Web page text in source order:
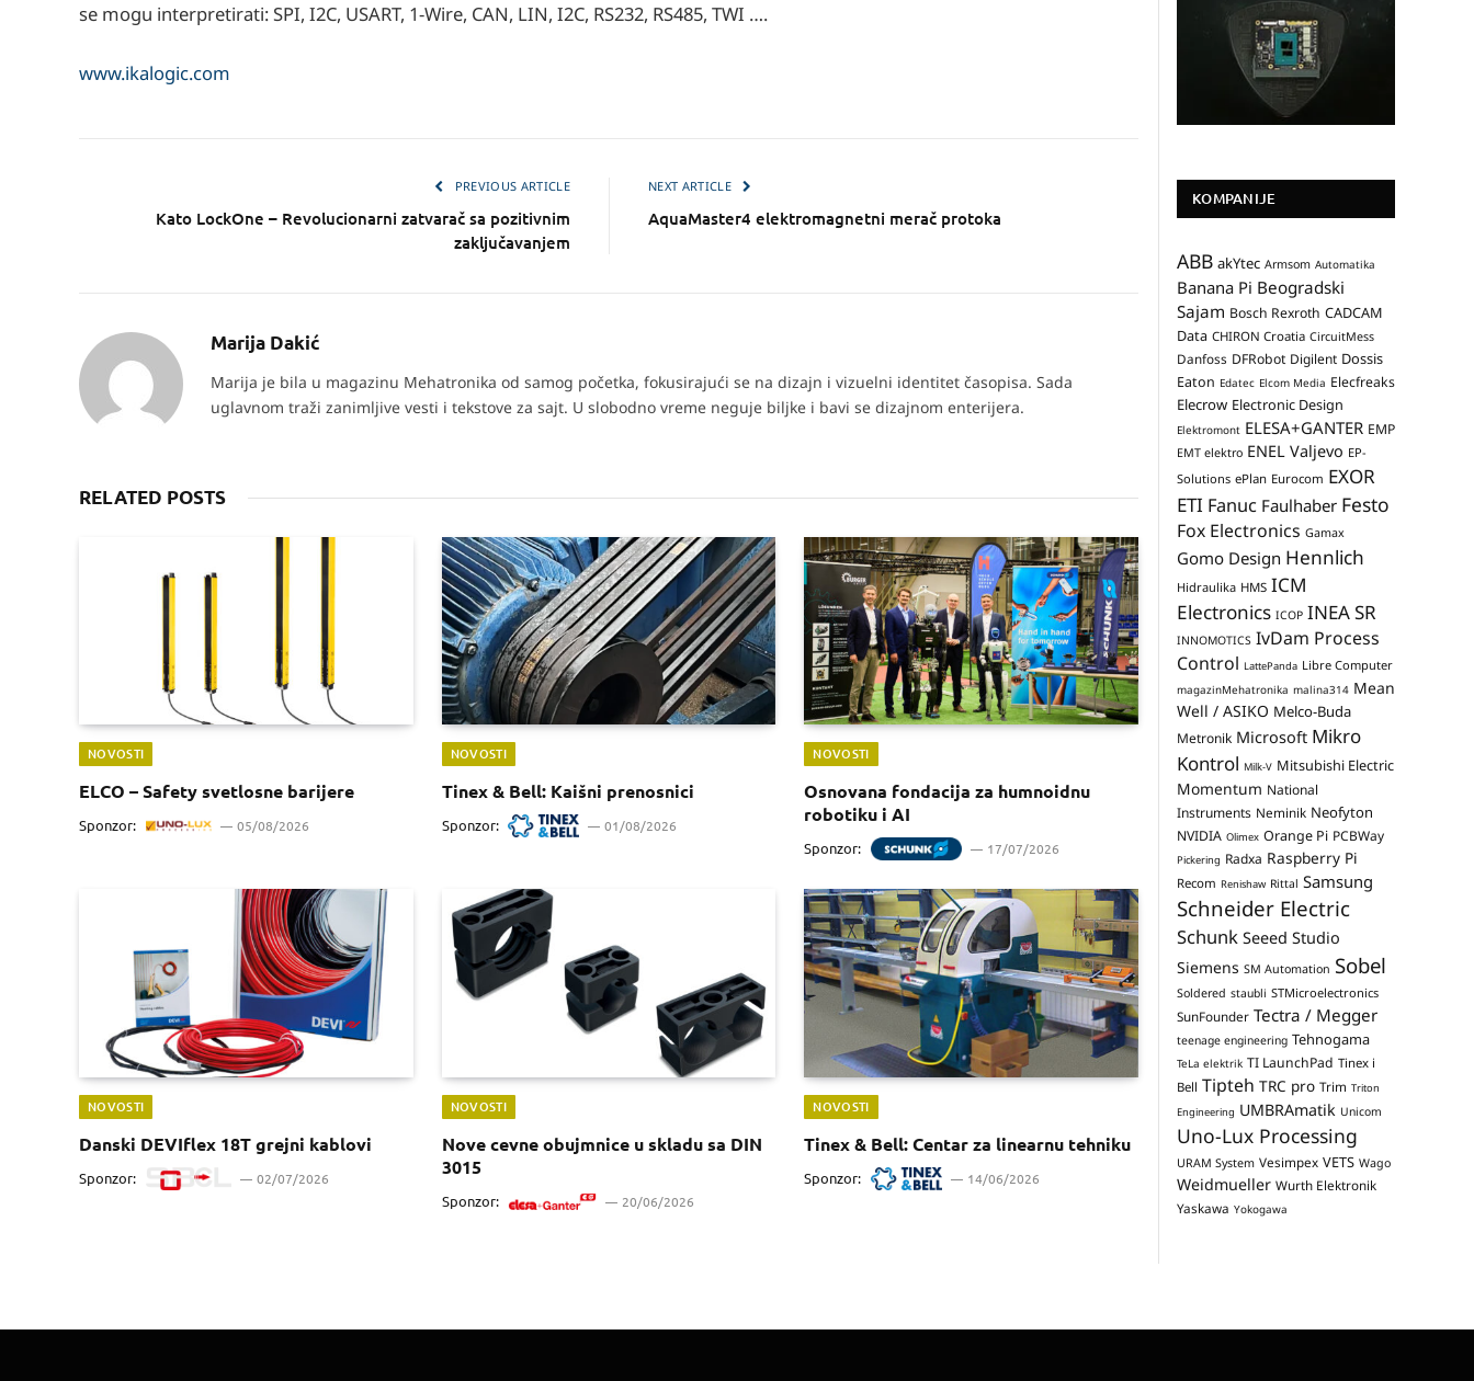
se mogu interpretirati: SPI, I2C, USART, 1-Wire, CAN, LIN, I2C, RS232, RS485, TWI ….
www.ikalogic.com
PREVIOUS ARTICLE
Kato LockOne – Revolucionarni zatvarač sa pozitivnim
zaključavanjem
NEXT ARTICLE
AquaMaster4 elektromagnetni merač protoka
Marija Dakić
Marija je bila u magazinu Mehatronika od samog početka, fokusirajući se na dizajn i vizuelni identitet časopisa. Sada
uglavnom traži zanimljive vesti i tekstove za sajt. U slobodno vreme neguje biljke i bavi se dizajnom enterijera.
RELATED POSTS
NOVOSTI
ELCO – Safety svetlosne barijere
Sponzor: 05/08/2026
NOVOSTI
Tinex & Bell: Kaišni prenosnici
Sponzor: 01/08/2026
NOVOSTI
Osnovana fondacija za humnoidnu
robotiku i AI
Sponzor: 17/07/2026
NOVOSTI
Danski DEVIflex 18T grejni kablovi
Sponzor: 02/07/2026
NOVOSTI
Nove cevne obujmnice u skladu sa DIN
3015
Sponzor: 20/06/2026
NOVOSTI
Tinex & Bell: Centar za linearnu tehniku
Sponzor: 14/06/2026
KOMPANIJE
ABB akYtec Armsom Automatika
Banana Pi Beogradski
Sajam Bosch Rexroth CADCAM
Data CHIRON Croatia CircuitMess
Danfoss DFRobot Digilent Dossis
Eaton Edatec Elcom Media Elecfreaks
Elecrow Electronic Design
Elektromont ELESA+GANTER EMP
EMT elektro ENEL Valjevo EP-
Solutions ePlan Eurocom EXOR
ETI Fanuc Faulhaber Festo
Fox Electronics Gamax
Gomo Design Hennlich
Hidraulika HMS ICM
Electronics ICOP INEA SR
INNOMOTICS IvDam Process
Control LattePanda Libre Computer
magazinMehatronika malina314 Mean
Well / ASIKO Melco-Buda
Metronik Microsoft Mikro
Kontrol Milk-V Mitsubishi Electric
Momentum National
Instruments Neminik Neofyton
NVIDIA Olimex Orange Pi PCBWay
Pickering Radxa Raspberry Pi
Recom Renishaw Rittal Samsung
Schneider Electric
Schunk Seeed Studio
Siemens SM Automation Sobel
Soldered staubli STMicroelectronics
SunFounder Tectra / Megger
teenage engineering Tehnogama
TeLa elektrik TI LaunchPad Tinex i
Bell Tipteh TRC pro Trim Triton
Engineering UMBRAmatik Unicom
Uno-Lux Processing
URAM System Vesimpex VETS Wago
Weidmueller Wurth Elektronik
Yaskawa Yokogawa